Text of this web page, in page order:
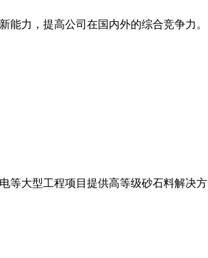
力，提高公司在国内外的综合竞争力。
等大型工程项目提供高等级砂石料解决方